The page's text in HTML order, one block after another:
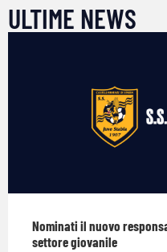
ULTIME NEWS
Nominati il nuovo
settore giovanile